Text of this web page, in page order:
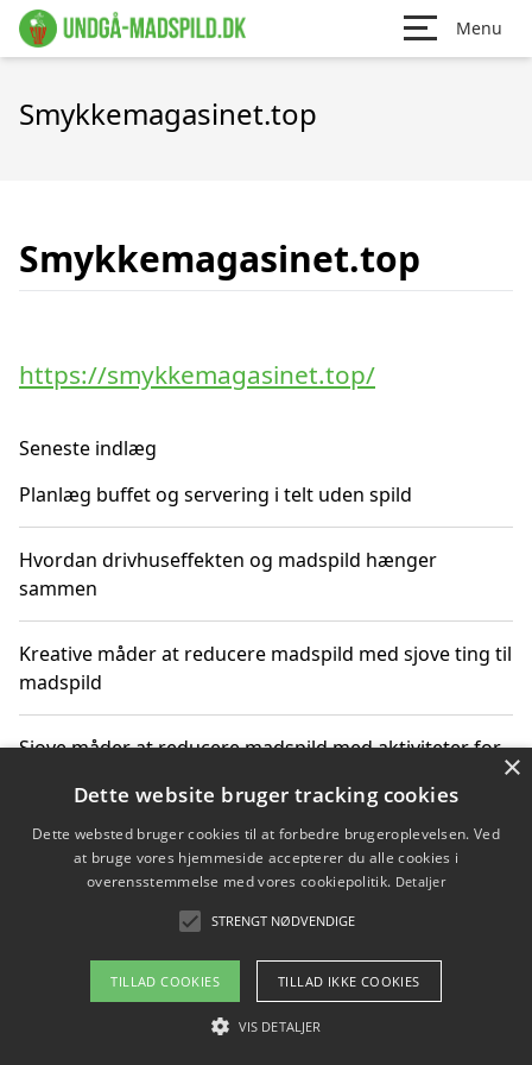
Menu
Smykkemagasinet.top
Smykkemagasinet.top
https://smykkemagasinet.top/
Seneste indlæg
Planlæg buffet og servering i telt uden spild
Hvordan drivhuseffekten og madspild hænger
sammen
Kreative måder at reducere madspild med sjove ting til
madspild
Sjove måder at reducere madspild med aktiviteter for
Hvor finder jeg nemme måltidskasser i Vejle
Om / kontakt
Blog Betingelser
×
Dette website bruger tracking cookies
Dette websted bruger cookies til at forbedre brugeroplevelsen. Ved
at bruge vores hjemmeside accepterer du alle cookies i
overensstemmelse med vores cookiepolitik. Detaljer
STRENGT NØDVENDIGE
TILLAD COOKIES TILLAD IKKE COOKIES
VIS DETALJER